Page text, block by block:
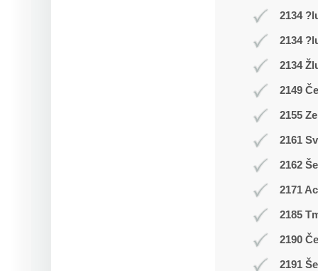
2134
2134
2134
2149
2155
2161
2162
2171
2185
2190
2191